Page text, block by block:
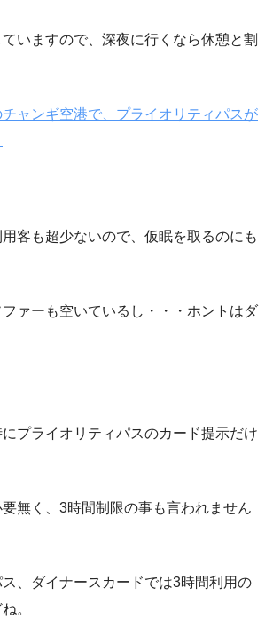
いますので、深夜に行くなら休憩と割
ャンギ空港で、プライオリティパスが
客も超少ないので、仮眠を取るのにも
ァーも空いているし・・・ホントはダ
プライオリティパスのカード提示だけ
無く、3時間制限の事も言われません
、ダイナースカードでは3時間利用の
。